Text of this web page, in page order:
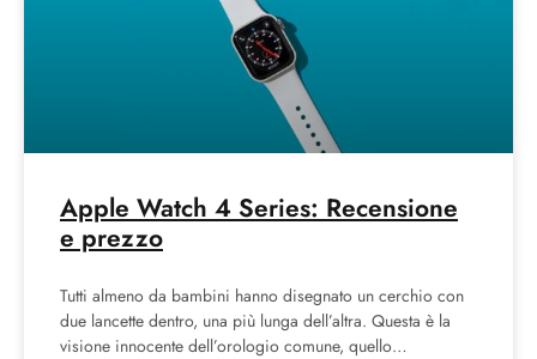
Apple Watch 4 Series: Recensione
e prezzo
Tutti almeno da bambini hanno disegnato un cerchio con
due lancette dentro, una più lunga dell’altra. Questa è la
visione innocente dell’orologio comune, quello